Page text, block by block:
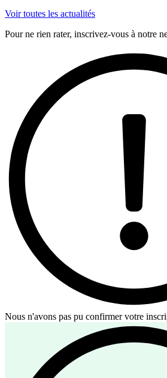
Voir toutes les actualités
Pour ne rien rater, inscrivez-vous à notre
Nous n'avons pas pu confirmer votre